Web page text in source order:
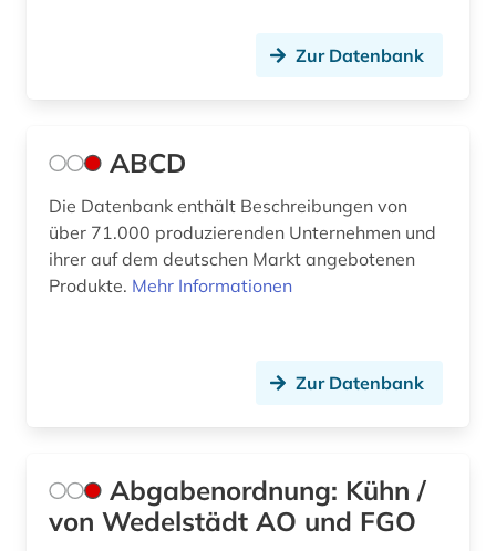
banken (1)
bankenregulierung (1)
bankenstatistik (3)
baumangel (1)
baurecht (1)
Suedasien (2)
Tschechische Republik (5)
Tuerkei (2)
Zur Datenbank
ABCD
Die Datenbank enthält Beschreibungen von
über 71.000 produzierenden Unternehmen und
ihrer auf dem deutschen Markt angebotenen
Produkte. Mehr Informationen
Zur Datenbank
Abgabenordnung: Kühn /
von Wedelstädt AO und FGO